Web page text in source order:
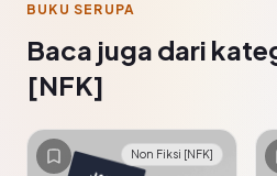
BUKU SERUPA
Baca juga dari
[NFK]
Non Fiksi [NFK]